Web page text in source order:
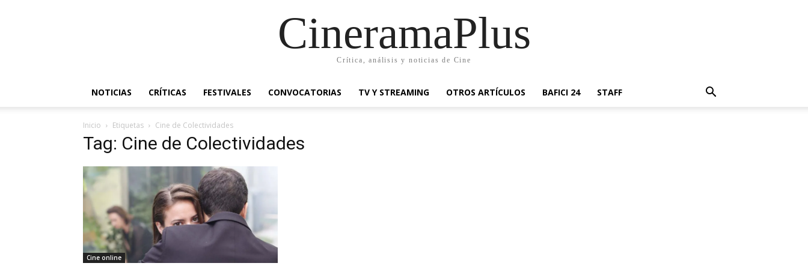
CineramaPlus
Crítica, análisis y noticias de Cine
NOTICIAS CRÍTICAS FESTIVALES CONVOCATORIAS TV Y STREAMING OTROS ARTÍCULOS BAFICI 24 STAFF
Inicio Etiquetas Cine de Colectividades
Tag: Cine de Colectividades
Cine online